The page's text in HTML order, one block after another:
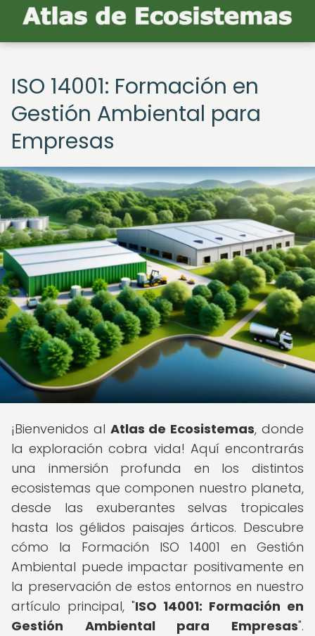
ISO 14001: Formación en
Gestión Ambiental para
Empresas
¡Bienvenidos al Atlas de Ecosistemas, donde
la exploración cobra vida! Aquí encontrarás
una inmersión profunda en los distintos
ecosistemas que componen nuestro planeta,
desde las exuberantes selvas tropicales
hasta los gélidos paisajes árticos. Descubre
cómo la Formación ISO 14001 en Gestión
Ambiental puede impactar positivamente en
la preservación de estos entornos en nuestro
artículo principal, "ISO 14001: Formación en
Gestión Ambiental para Empresas".